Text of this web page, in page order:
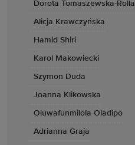
Dorota Tomaszewska-Rolla
Alicja Krawczyńska
Hamid Shiri
Karol Makowiecki
Szymon Duda
Joanna Klikowska
Oluwafunmilola Oladipo
Adrianna Graja